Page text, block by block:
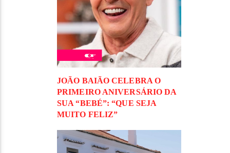
JOÃO BAIÃO CELEBRA O
PRIMEIRO ANIVERSÁRIO DA
SUA “BEBÉ”: “QUE SEJA
MUITO FELIZ”